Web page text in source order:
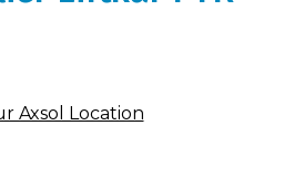
Axsol Location